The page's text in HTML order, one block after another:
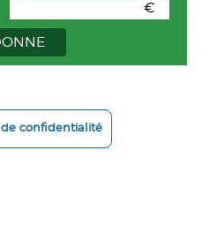
€
confidentialité